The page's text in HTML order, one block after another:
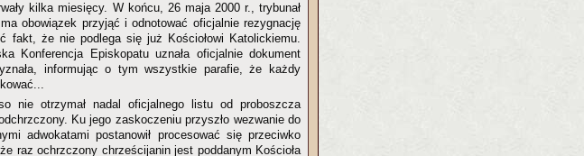
kilka miesięcy. W końcu, 26 maja 2000 r., trybunał
obowiązek przyjąć i odnotować oficjalnie rezygnację
że nie podlega się już Kościołowi Katolickiemu.
Konferencja Episkopatu uznała oficjalnie dokument
informując o tym wszystkie parafie, że każdy
nie otrzymał nadal oficjalnego listu od proboszcza
Ku jego zaskoczeniu przyszło wezwanie do
adwokatami postanowił procesować się przeciwko
raz ochrzczony chrześcijanin jest poddanym Kościoła